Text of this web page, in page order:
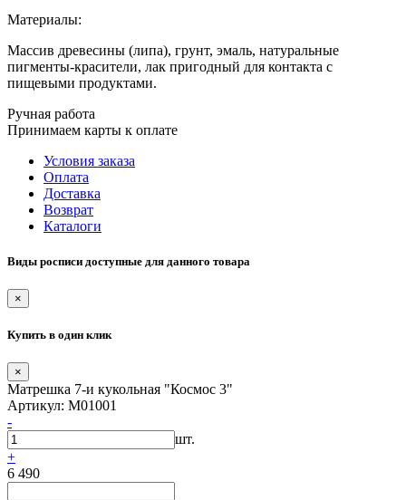
Материалы:
Массив древесины (липа), грунт, эмаль, натуральные
пигменты-красители, лак пригодный для контакта с
пищевыми продуктами.
Ручная работа
Принимаем карты к оплате
Условия заказа
Оплата
Доставка
Возврат
Каталоги
Виды росписи доступные для данного товара
×
Купить в один клик
×
Матрешка 7-и кукольная "Космос 3"
Артикул: М01001
-
шт.
+
6 490